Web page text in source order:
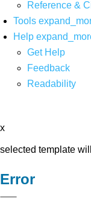
Reference &
Tools
Help
Get Help
Feedback
Readability
x
selected template
Error